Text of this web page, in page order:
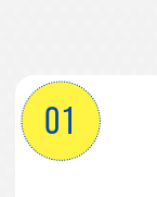
01